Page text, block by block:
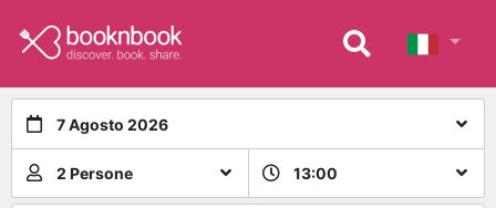
7 Agosto 2026
2 Persone 13:00